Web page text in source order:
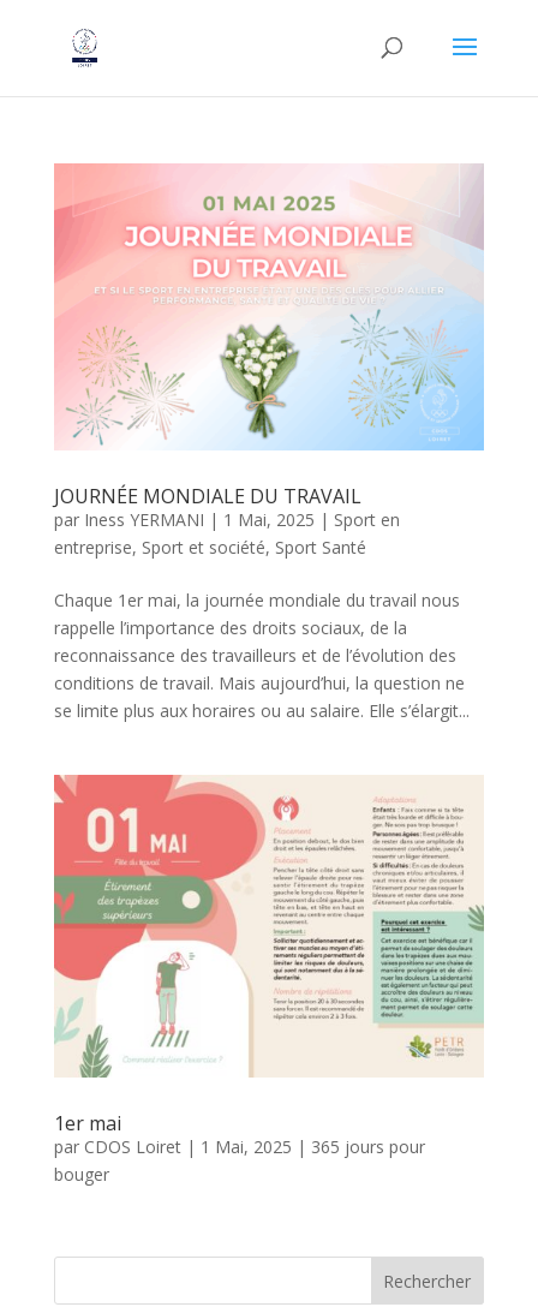
JOURNÉE MONDIALE DU TRAVAIL
par Iness YERMANI | 1 Mai, 2025 | Sport en
entreprise, Sport et société, Sport Santé
Chaque 1er mai, la journée mondiale du travail nous
rappelle l’importance des droits sociaux, de la
reconnaissance des travailleurs et de l’évolution des
conditions de travail. Mais aujourd’hui, la question ne
se limite plus aux horaires ou au salaire. Elle s’élargit...
1er mai
par CDOS Loiret| 1 Mai, 2025 | 365 jours pour
bouger
Rechercher